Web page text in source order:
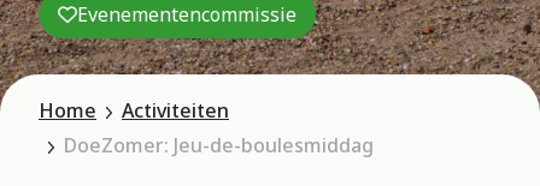
Evenementencommissie
Home
Activiteiten
DoeZomer: Jeu-de-boulesmiddag